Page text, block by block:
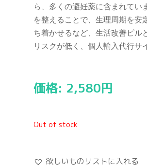
ら、多くの避妊薬に含まれてい
を整えることで、生理周期を安
ち着かせるなど、生活改善ピル
リスクが低く、個人輸入代行サ
価格: 2,580円
Out of stock
欲しいものリストに入れる